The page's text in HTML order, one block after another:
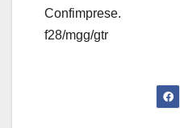
Confimprese.
f28/mgg/gtr